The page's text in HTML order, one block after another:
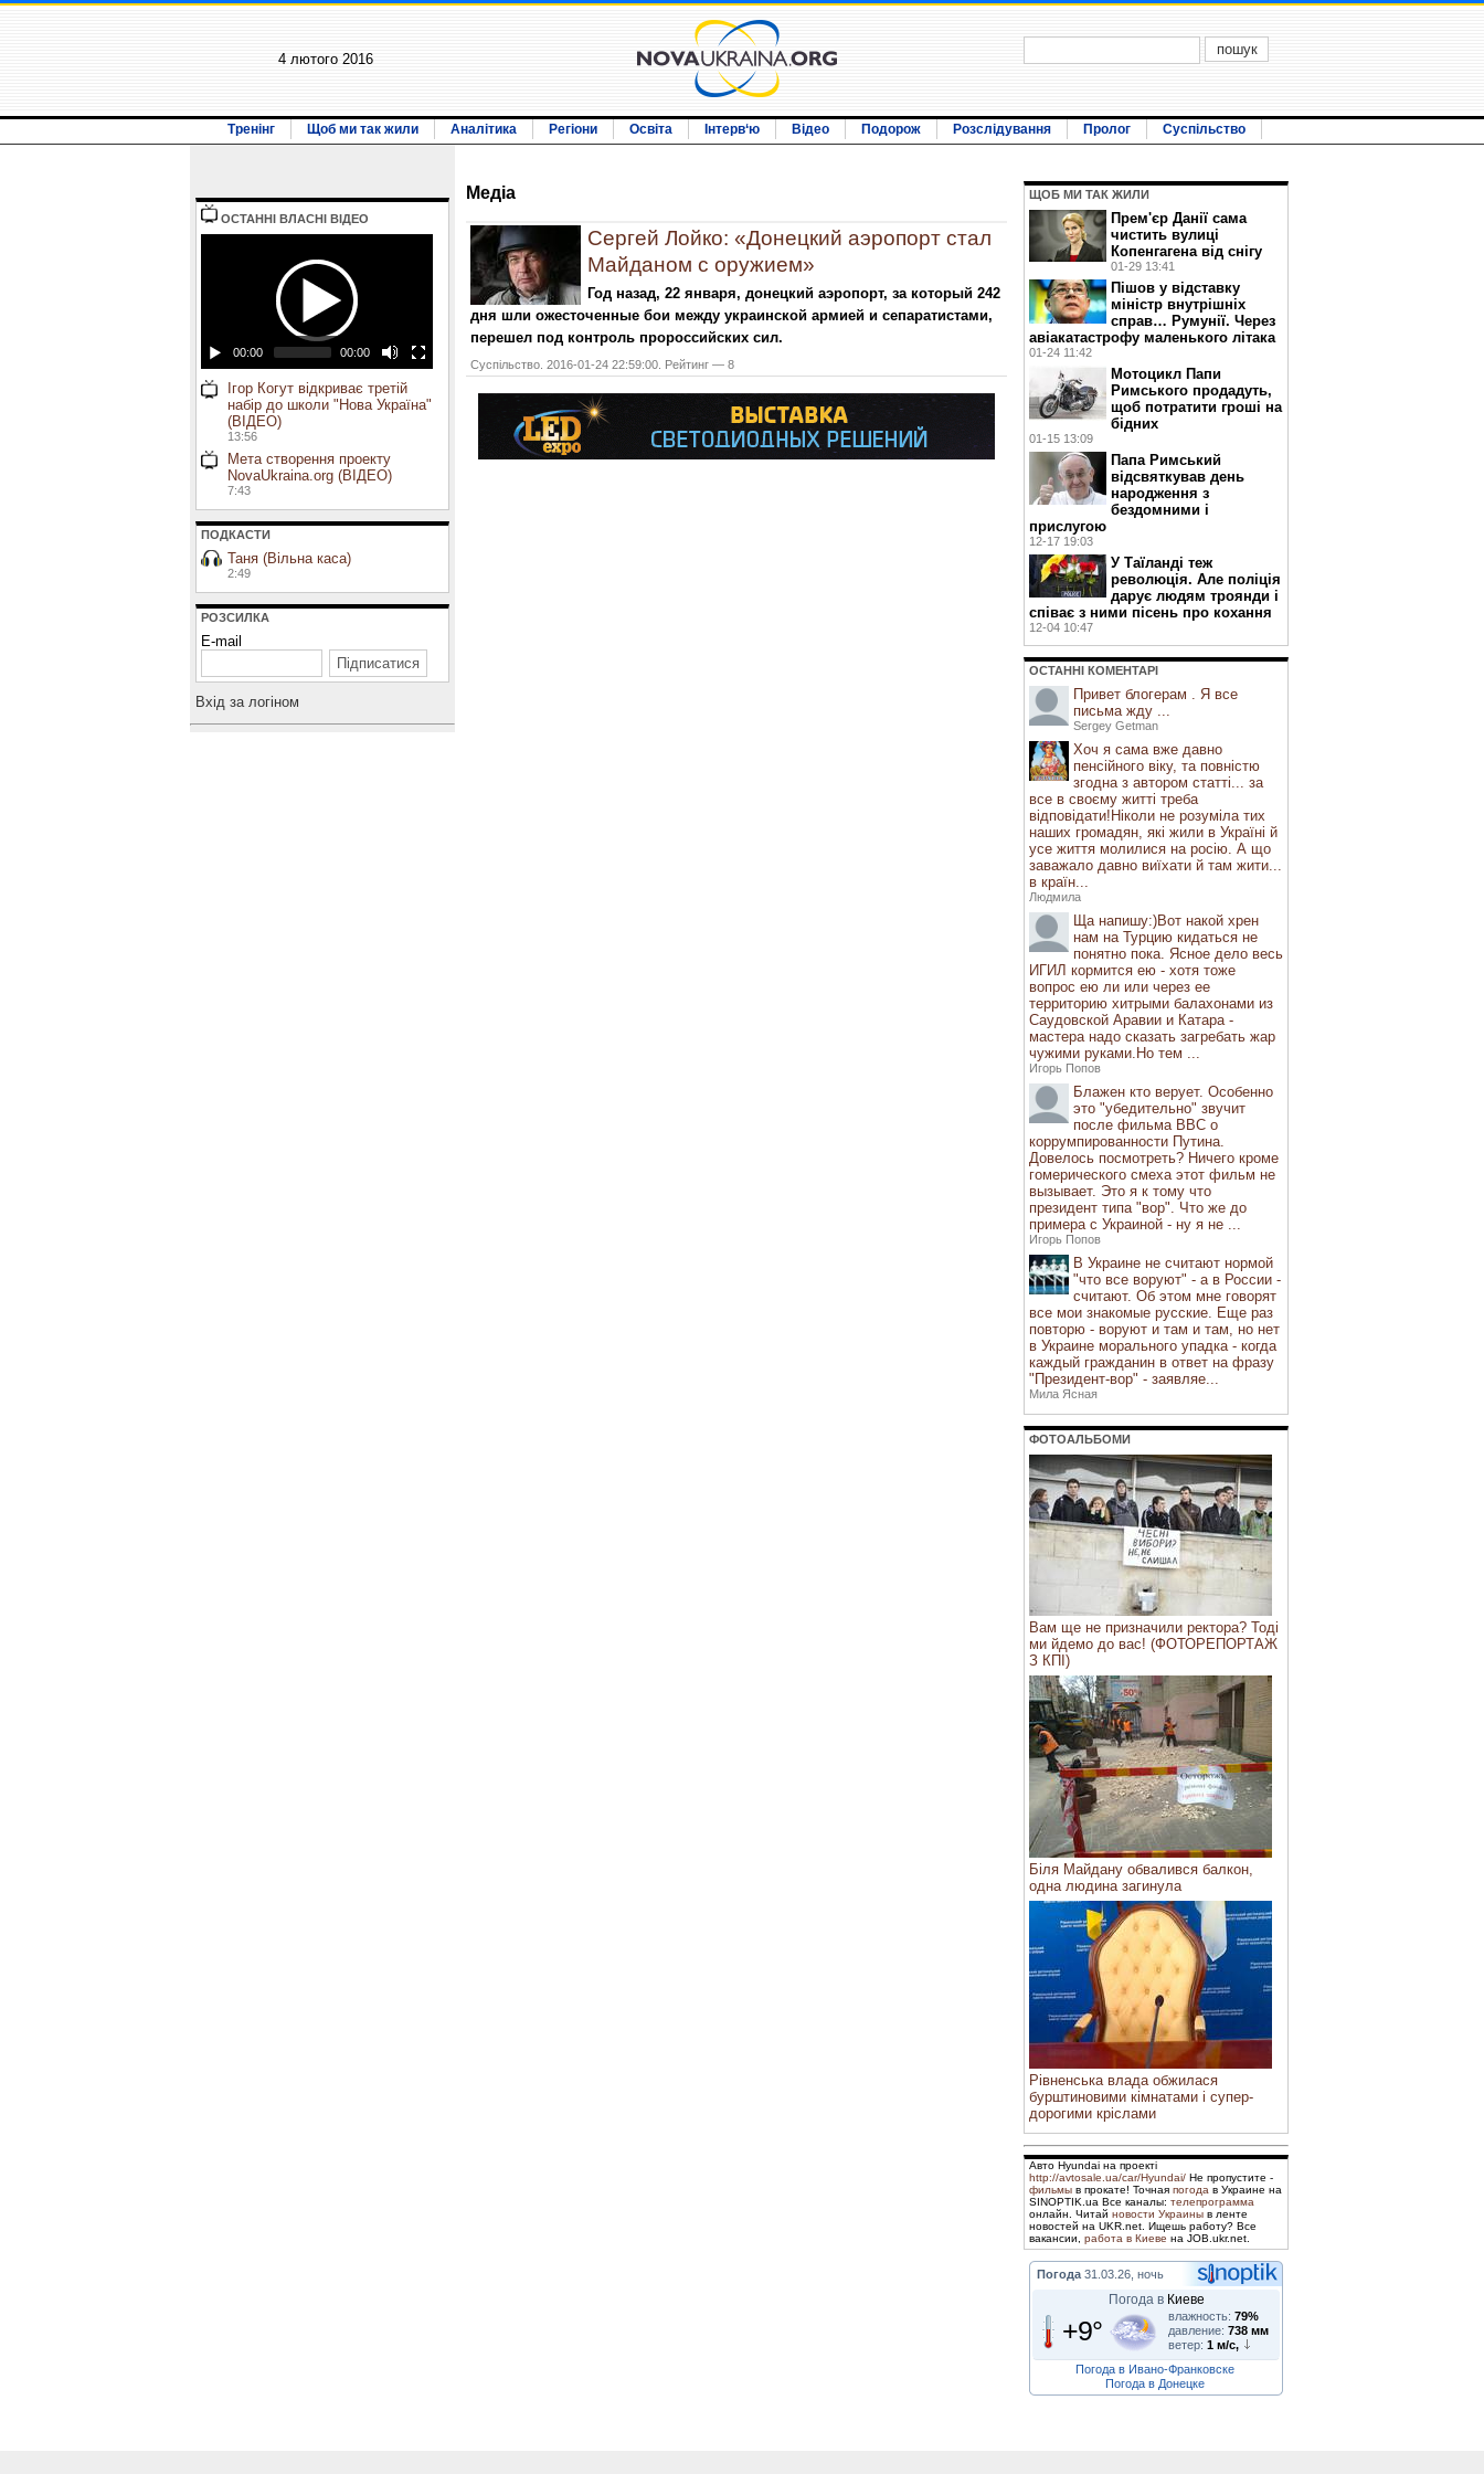
4 лютого 2016
Тренінг Щоб ми так жили Аналітика Регіони Освіта Інтерв‘ю Відео Подорож Розслідування Пролог Суспільство
ОСТАННI ВЛАСНI ВIДЕО
00:00 00:00
Ігор Когут відкриває третій
набір до школи "Нова Україна"
(ВІДЕО)
13:56
Мета створення проекту
NovaUkraina.org (ВІДЕО)
7:43
ПОДКАСТИ
Таня (Вільна каса)
2:49
РОЗСИЛКА
E-mail
Вхiд за логiном
Медiа
Сергей Лойко: «Донецкий аэропорт стал
Майданом с оружием»
Год назад, 22 января, донецкий аэропорт, за который 242
дня шли ожесточенные бои между украинской армией и сепаратистами,
перешел под контроль пророссийских сил.
Суспільство. 2016-01-24 22:59:00. Рейтинг — 8
ЩОБ МИ ТАК ЖИЛИ
Прем'єр Данії сама
чистить вулиці
Копенгагена від снігу
01-29 13:41
Пішов у відставку
міністр внутрішніх
справ… Румунії. Через
авіакатастрофу маленького літака
01-24 11:42
Мотоцикл Папи
Римського продадуть,
щоб потратити гроші на
бідних
01-15 13:09
Папа Римський
відсвяткував день
народження з
бездомними і
прислугою
12-17 19:03
У Таїланді теж
революція. Але поліція
дарує людям троянди і
співає з ними пісень про кохання
12-04 10:47
ОСТАННI КОМЕНТАРI
Привет блогерам . Я все
письма жду ...
Sergey Getman
Хоч я сама вже давно
пенсійного віку, та повністю
згодна з автором статті... за
все в своєму житті треба
відповідати!Ніколи не розуміла тих
наших громадян, які жили в Україні й
усе життя молилися на росію. А що
заважало давно виїхати й там жити...
в країн...
Людмила
Ща напишу:)Вот накой хрен
нам на Турцию кидаться не
понятно пока. Ясное дело весь
ИГИЛ кормится ею - хотя тоже
вопрос ею ли или через ее
территорию хитрыми балахонами из
Саудовской Аравии и Катара -
мастера надо сказать загребать жар
чужими руками.Но тем ...
Игорь Попов
Блажен кто верует. Особенно
это "убедительно" звучит
после фильма ВВС о
коррумпированности Путина.
Довелось посмотреть? Ничего кроме
гомерического смеха этот фильм не
вызывает. Это я к тому что
президент типа "вор". Что же до
примера с Украиной - ну я не ...
Игорь Попов
В Украине не считают нормой
"что все воруют" - а в России -
считают. Об этом мне говорят
все мои знакомые русские. Еще раз
повторю - воруют и там и там, но нет
в Украине морального упадка - когда
каждый гражданин в ответ на фразу
"Президент-вор" - заявляе...
Мила Ясная
ФОТОАЛЬБОМИ
Вам ще не призначили ректора? Тоді
ми йдемо до вас! (ФОТОРЕПОРТАЖ
З КПІ)
Біля Майдану обвалився балкон,
одна людина загинула
Рівненська влада обжилася
бурштиновими кімнатами і супер-
дорогими кріслами
Авто Hyundai на проекті
http://avtosale.ua/car/Hyundai/ Не пропустите -
фильмы в прокате! Точная погода в Украине на
SINOPTIK.ua Все каналы: телепрограмма
онлайн. Читай новости Украины в ленте
новостей на UKR.net. Ищешь работу? Все
вакансии, работа в Киеве на JOB.ukr.net.
Погода 31.03.26, ночь
Погода в Киеве
+9° влажность: 79%
давление: 738 мм
ветер: 1 м/с,
Погода в Ивано-Франковске
Погода в Донецке